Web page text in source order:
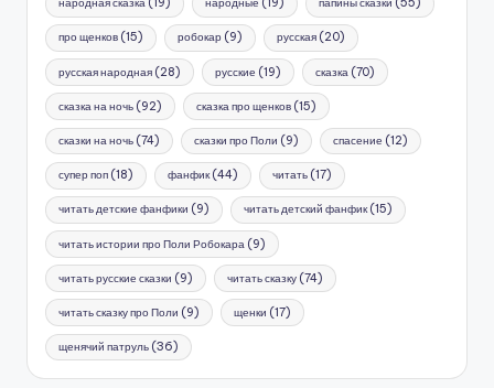
народная сказка (19) народные (19) папины сказки (55)
про щенков (15) робокар (9) русская(20)
русская народная (28) русские (19) сказка(70)
сказка на ночь (92) сказка про щенков(15)
сказки на ночь (74) сказки про Поли (9) спасение (12)
супер поп (18) фанфик(44) читать(17)
читать детские фанфики (9) читать детский фанфик(15)
читать истории про Поли Робокара (9)
читать русские сказки (9) читать сказку(74)
читать сказку про Поли (9) щенки (17)
щенячий патруль (36)